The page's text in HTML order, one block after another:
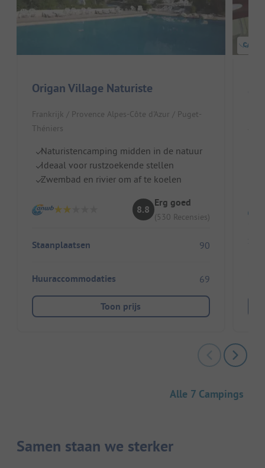
Origan Village Naturiste
Frankrijk / Provence Alpes-Côte d'Azur / Puget-
Théniers
Naturistencamping midden in de natuur
Ideaal voor rustzoekende stellen
Zwembad en rivier om af te koelen
8.8
Erg goed
(530 Recensies)
Staanplaatsen 90
Huuraccommodaties 69
Toon prijs
Alle 7 Campings
Samen staan we sterker